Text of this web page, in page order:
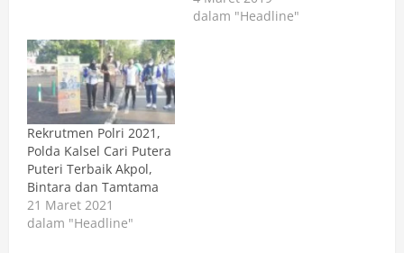
dalam "Headline"
Rekrutmen Polri 2021,
Polda Kalsel Cari Putera
Puteri Terbaik Akpol,
Bintara dan Tamtama
21 Maret 2021
dalam "Headline"